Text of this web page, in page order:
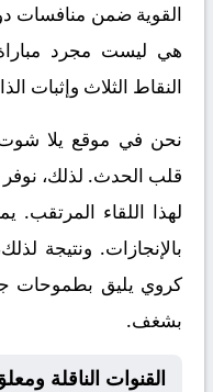
القوية ضمن منافسات
هي ليست مجرد
النقاط الثلاث وإثبات
نحن في موقع يلا
قلب الحدث. لذلك، نوفر
لهذا اللقاء المرتقب.
بالإنجازات. ونتيجة
كروي يليق بطموحات
بشغف.
القنوات الناقلة